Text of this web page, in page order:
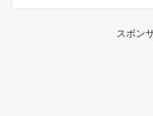
スポン